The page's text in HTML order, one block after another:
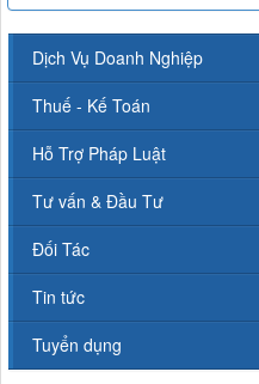
Dịch Vụ Doanh Nghiệp
Thuế - Kế Toán
Hỗ Trợ Pháp Luật
Tư vấn & Đầu Tư
Đối Tác
Tin tức
Tuyển dụng